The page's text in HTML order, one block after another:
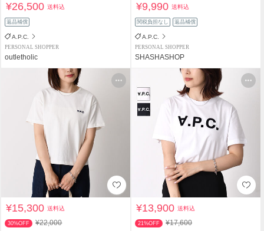
¥26,500送料込
返品補償
A.P.C.
PERSONAL SHOPPER
outletholic
¥9,990送料込
関税負担なし 返品補償
A.P.C.
PERSONAL SHOPPER
SHASHASHOP
¥15,300送料込
30%OFF ¥22,000
¥13,900送料込
21%OFF ¥17,600